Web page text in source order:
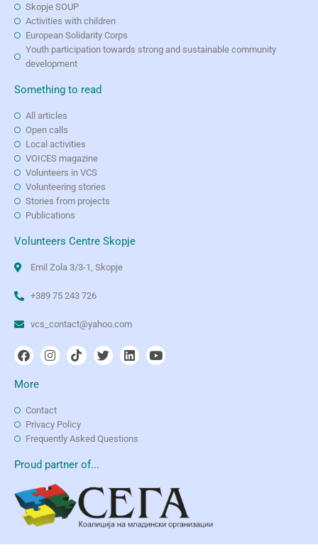
Skopje SOUP
Activities with children
European Solidarity Corps
Youth participation towards strong and sustainable community
development
Something to read
All articles
Open calls
Local activities
VOICES magazine
Volunteers in VCS
Volunteering stories
Stories from projects
Publications
Volunteers Centre Skopje
Emil Zola 3/3-1, Skopje
+389 75 243 726
vcs_contact@yahoo.com
More
Contact
Privacy Policy
Frequently Asked Questions
Proud partner of...